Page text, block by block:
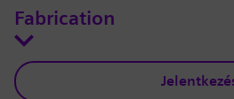
Fabrication